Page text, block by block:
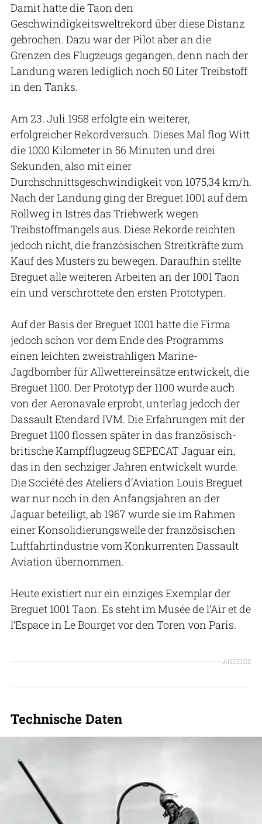
Damit hatte die Taon den
Geschwindigkeitsweltrekord über diese Distanz
gebrochen. Dazu war der Pilot aber an die
Grenzen des Flugzeugs gegangen, denn nach der
Landung waren lediglich noch 50 Liter Treibstoff
in den Tanks.
Am 23. Juli 1958 erfolgte ein weiterer,
erfolgreicher Rekordversuch. Dieses Mal flog Witt
die 1000 Kilometer in 56 Minuten und drei
Sekunden, also mit einer
Durchschnittsgeschwindigkeit von 1075,34 km/h.
Nach der Landung ging der Breguet 1001 auf dem
Rollweg in Istres das Triebwerk wegen
Treibstoffmangels aus. Diese Rekorde reichten
jedoch nicht, die französischen Streitkräfte zum
Kauf des Musters zu bewegen. Daraufhin stellte
Breguet alle weiteren Arbeiten an der 1001 Taon
ein und verschrottete den ersten Prototypen.
Auf der Basis der Breguet 1001 hatte die Firma
jedoch schon vor dem Ende des Programms
einen leichten zweistrahligen Marine-
Jagdbomber für Allwettereinsätze entwickelt, die
Breguet 1100. Der Prototyp der 1100 wurde auch
von der Aeronavale erprobt, unterlag jedoch der
Dassault Etendard IVM. Die Erfahrungen mit der
Breguet 1100 flossen später in das französisch-
britische Kampfflugzeug SEPECAT Jaguar ein,
das in den sechziger Jahren entwickelt wurde.
Die Société des Ateliers d‘Aviation Louis Breguet
war nur noch in den Anfangsjahren an der
Jaguar beteiligt, ab 1967 wurde sie im Rahmen
einer Konsolidierungswelle der französischen
Luftfahrtindustrie vom Konkurrenten Dassault
Aviation übernommen.
Heute existiert nur ein einziges Exemplar der
Breguet 1001 Taon. Es steht im Musée de l‘Air et de
l‘Espace in Le Bourget vor den Toren von Paris.
ANZEIGE
Technische Daten